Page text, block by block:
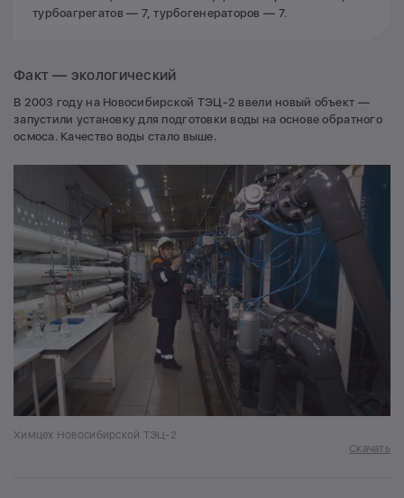
турбоагрегатов — 7, турбогенераторов — 7.
Факт — экологический
В 2003 году на Новосибирской ТЭЦ-2 ввели новый объект —
запустили установку для подготовки воды на основе обратного
осмоса. Качество воды стало выше.
Химцех Новосибирской ТЭЦ-2
Скачать